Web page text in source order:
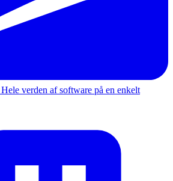
Hele verden af software på en enkelt